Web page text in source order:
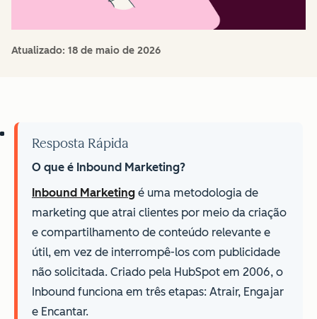
Atualizado: 18 de maio de 2026
Resposta Rápida
O que é Inbound Marketing?
Inbound Marketing é uma metodologia de
marketing que atrai clientes por meio da criação
e compartilhamento de conteúdo relevante e
útil, em vez de interrompê-los com publicidade
não solicitada. Criado pela HubSpot em 2006, o
Inbound funciona em três etapas: Atrair, Engajar
e Encantar.